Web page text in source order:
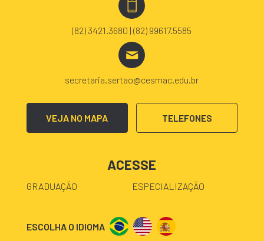
(82) 3421.3680 | (82) 99617.5585
secretaria.sertao@cesmac.edu.br
VEJA NO MAPA TELEFONES
ACESSE
GRADUAÇÃO ESPECIALIZAÇÃO
ESCOLHA O IDIOMA